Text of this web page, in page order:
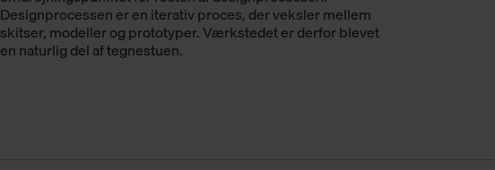
Designprocessen er en iterativ proces, der veksler mellem
skitser, modeller og prototyper. Værkstedet er derfor blevet
en naturlig del af tegnestuen.